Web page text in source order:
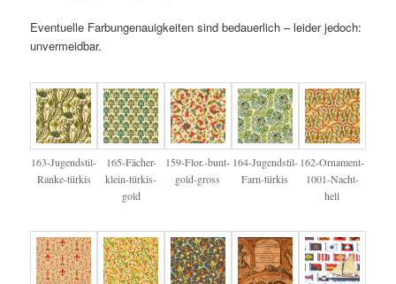
Eventuelle Farbungenauigkeiten sind bedauerlich – leider jedoch:
unvermeidbar.
163-Jugendstil-
Ranke-türkis
165-Fächer-
klein-türkis-
gold
159-Flor.-bunt-
gold-gross
164-Jugendstil-
Farn-türkis
162-Ornament-
1001-Nacht-
hell